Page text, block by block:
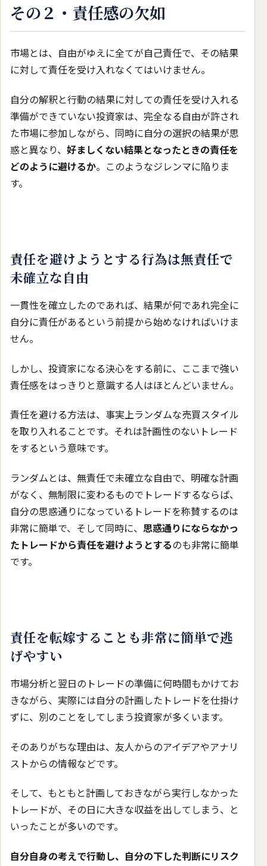
その２・責任感の欠如
市場とは、自由がゆえに全てが自己責任で、その結果
に対して責任を受け入れなくてはいけません。
自分の解釈と行動の結果に対しての責任を受け入れる
準備ができていない投資家は、完全なる自由が許され
た市場に参加しながら、同時に自分の選択の結果が思
惑と異なり、 好ましくない結果となったときの責任を
どのように避けるか。このようなジレンマに陥りま
す。
責任を避けようとする行為は無責任で
未確立な自由
一貫性を確立したのであれば、結果が何であれ完全に
自分に責任があるという前提から始めなければいけま
せん。
しかし、投資家になる決心をする前に、ここまで強い
責任感をはっきりと意識する人はほとんどいません。
責任を避ける方法は、事実上ランダムな売買スタイル
を取り入れることです。それは計画性のないトレード
をするという意味です。
ランダムとは、無責任で未確立な自由で、明確な計画
がなく、無制限に変わるものでトレードするならば、
自分の思惑通りになっているトレードを称賛するのは
非常に簡単で、そして同時に、 思惑通りにならなかっ
たトレードから責任を避けようとするのも非常に簡単
です。
責任を転嫁することも非常に簡単で逃
げやすい
市場分析と翌日のトレードの準備に何時間もかけてお
きながら、実際には自分の計画したトレードを仕掛け
ずに、別のことをしてしまう投資家が多くいます。
そのありがちな理由は、友人からのアイデアやアナリ
ストからの情報などです。
そして、もともと計画しておきながら実行しなかった
トレードが、その日に大きな収益を出してしまう、と
いったことが多いのです。
自分自身の考えで行動し、自分の下した判断にリスク